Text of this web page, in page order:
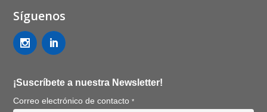
Síguenos
¡Suscríbete a nuestra Newsletter!
Correo electrónico de contacto*